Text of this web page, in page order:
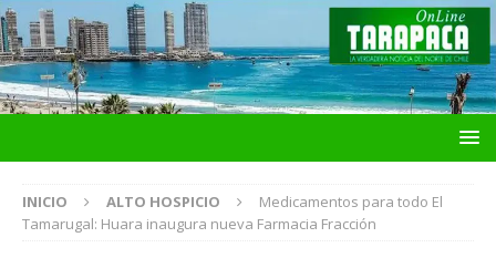
INICIO ALTO HOSPICIO
Medicamentos para todo El
Tamarugal: Huara inaugura nueva Farmacia Fracción